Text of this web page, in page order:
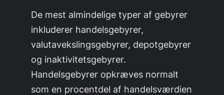
De mest almindelige typer af gebyrer
inkluderer handelsgebyrer,
valutavekslingsgebyrer, depotgebyrer
og inaktivitetsgebyrer.
Handelsgebyrer opkræves normalt
som en procentdel af handelsværdien